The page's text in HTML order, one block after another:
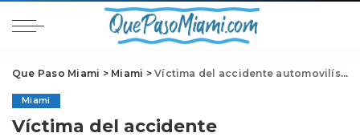
Que Paso Miami > Miami >Víctima del accidente automovilístico recordada como 'alma hermosa' en la vigilia
Miami
Víctima del accidente